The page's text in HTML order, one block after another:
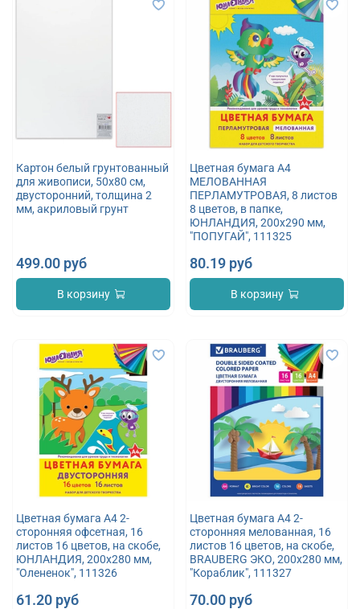
Картон белый грунтованный
для живописи, 50х80 см,
двусторонний, толщина 2
мм, акриловый грунт
499.00 руб
В корзину
Цветная бумага А4
МЕЛОВАННАЯ
ПЕРЛАМУТРОВАЯ, 8 листов
8 цветов, в папке,
ЮНЛАНДИЯ, 200х290 мм,
"ПОПУГАЙ", 111325
80.19 руб
В корзину
Цветная бумага А4 2-
сторонняя офсетная, 16
листов 16 цветов, на скобе,
ЮНЛАНДИЯ, 200х280 мм,
"Олененок", 111326
61.20 руб
Цветная бумага А4 2-
сторонняя мелованная, 16
листов 16 цветов, на скобе,
BRAUBERG ЭКО, 200х280 мм,
"Кораблик", 111327
70.00 руб